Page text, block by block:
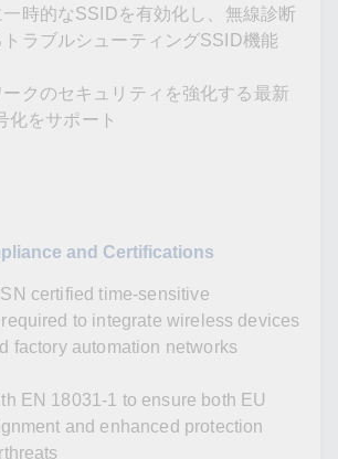
時的なSSIDを有効化し、無線診断
ラブルシューティングSSID機能
クのセキュリティを強化する最新
化をサポート
and Certifications
certified time-sensitive
to integrate wireless devices
factory automation networks
EN 18031-1 to ensure both EU
and enhanced protection